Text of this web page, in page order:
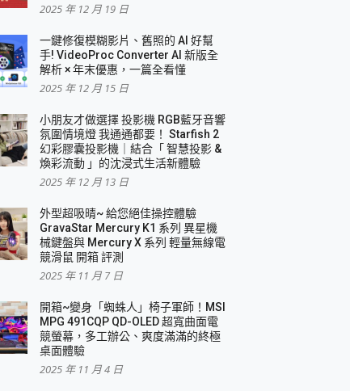
2025 年 12 月 19 日
一鍵修復模糊影片、舊照的 AI 好幫
手! VideoProc Converter AI 新版全
解析 × 年末優惠，一篇全看懂
2025 年 12 月 15 日
小朋友才做選擇 投影機 RGB藍牙音響
氛圍情境燈 我通通都要！ Starfish 2
幻彩膠囊投影機｜結合「 智慧投影 &
煥彩流動 」的沈浸式生活新體驗
2025 年 12 月 13 日
外型超吸晴~ 給您絕佳操控體驗
GravaStar Mercury K1 系列 異星機
械鍵盤與 Mercury X 系列 輕量無線電
競滑鼠 開箱 評測
2025 年 11 月 7 日
開箱~變身「蜘蛛人」椅子軍師！MSI
MPG 491CQP QD-OLED 超寬曲面電
競螢幕，多工辦公、爽度滿滿的終極
桌面體驗
2025 年 11 月 4 日